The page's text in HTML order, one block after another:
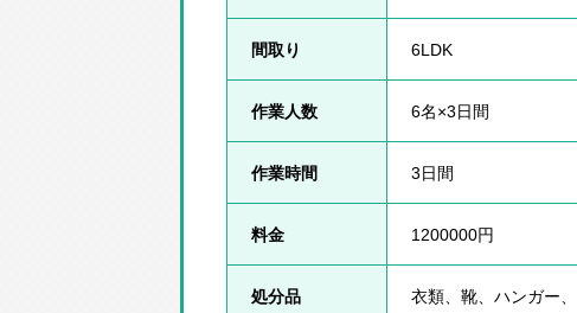
間取り 6LDK
作業人数 6名×3日間
作業時間 3日間
料金 1200000円
処分品 衣類、靴、ハンガー